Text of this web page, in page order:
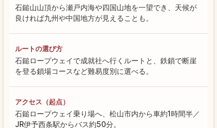
石鎚山山頂から瀬戸内海や四国山地を一望でき、天候が
良ければ九州や中国地方が見えることも。
ルートの選び方
石鎚ロープウェイで成就社へ行くルートと、鉄鎖で断崖
を登る鎖場コースなど難易度別に選べる。
アクセス（起点）
石鎚ロープウェイ乗り場へ、松山市内から車約1時間半／
JR伊予西条駅からバス約50分。